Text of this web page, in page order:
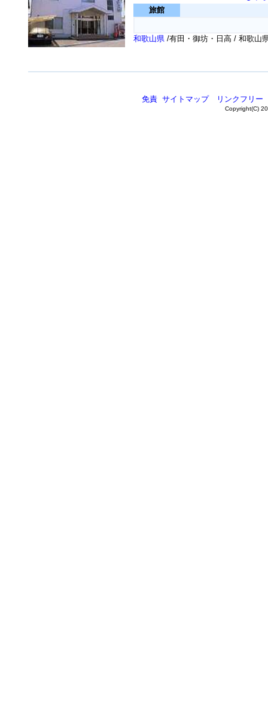
旅館
和歌山県 /有田・御坊・日高 / 和歌山
免責 サイトマップ リンクフリー
Copyright(C)